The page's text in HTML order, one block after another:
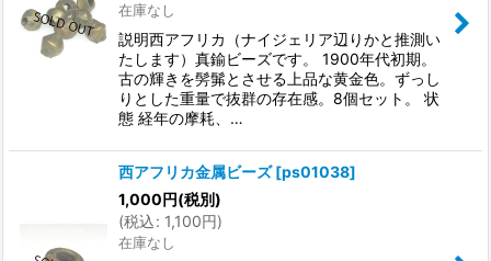
在庫なし
説明西アフリカ（ナイジェリア辺りかと推測い
たします）真鍮ビーズです。 1900年代初期。
古の輝きを髣髴とさせる上品な黄金色。ずっし
りとした重量で抜群の存在感。8個セット。 状
態 経年の摩耗、…
西アフリカ金属ビーズ [ps01038]
1,000円(税別)
(税込: 1,100円)
在庫なし